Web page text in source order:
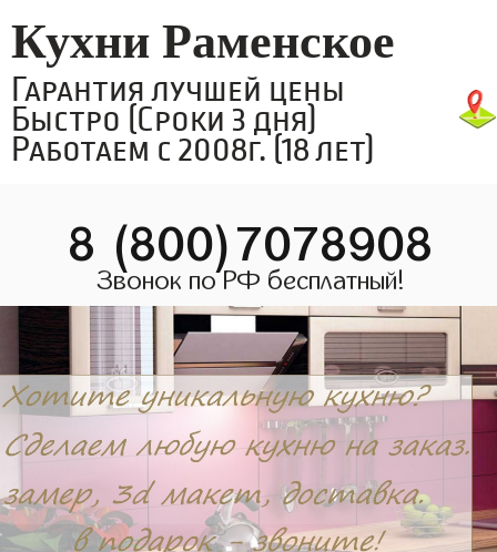
Кухни Раменское
Гарантия лучшей цены
Быстро (Сроки 3 дня)
Работаем с 2008г. (18 лет)
8 (800)7078908
Звонок по РФ бесплатный!